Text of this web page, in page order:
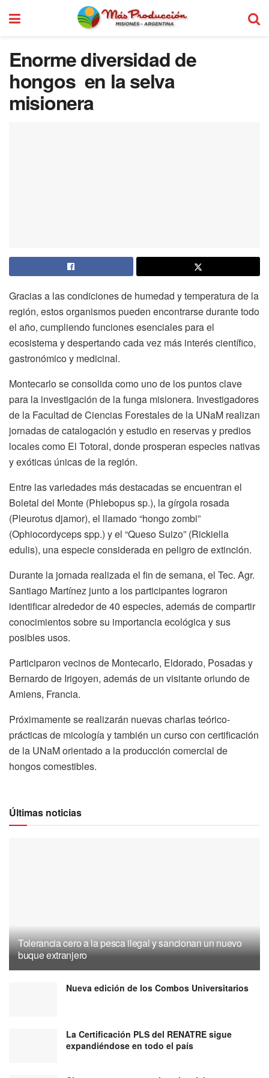
Enorme diversidad de
hongos en la selva
misionera
Gracias a las condiciones de humedad y temperatura de la
región, estos organismos pueden encontrarse durante todo
el año, cumpliendo funciones esenciales para el
ecosistema y despertando cada vez más interés científico,
gastronómico y medicinal.
Montecarlo se consolida como uno de los puntos clave
para la investigación de la funga misionera. Investigadores
de la Facultad de Ciencias Forestales de la UNaM realizan
jornadas de catalogación y estudio en reservas y predios
locales como El Totoral, donde prosperan especies nativas
y exóticas únicas de la región.
Entre las variedades más destacadas se encuentran el
Boletal del Monte (Phlebopus sp.), la gírgola rosada
(Pleurotus djamor), el llamado “hongo zombi”
(Ophiocordyceps spp.) y el “Queso Suizo” (Rickiella
edulis), una especie considerada en peligro de extinción.
Durante la jornada realizada el fin de semana, el Tec. Agr.
Santiago Martínez junto a los participantes lograron
identificar alrededor de 40 especies, además de compartir
conocimientos sobre su importancia ecológica y sus
posibles usos.
Participaron vecinos de Montecarlo, Eldorado, Posadas y
Bernardo de Irigoyen, además de un visitante oriundo de
Amiens, Francia.
Próximamente se realizarán nuevas charlas teórico-
prácticas de micología y también un curso con certificación
de la UNaM orientado a la producción comercial de
hongos comestibles.
Últimas noticias
Tolerancia cero a la pesca ilegal y sancionan un nuevo
buque extranjero
Nueva edición de los Combos Universitarios
La Certificación PLS del RENATRE sigue
expandiéndose en todo el país